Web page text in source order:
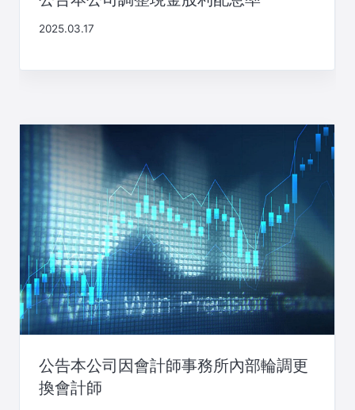
2025.03.17
公告本公司因會計師事務所內部輪調更
換會計師